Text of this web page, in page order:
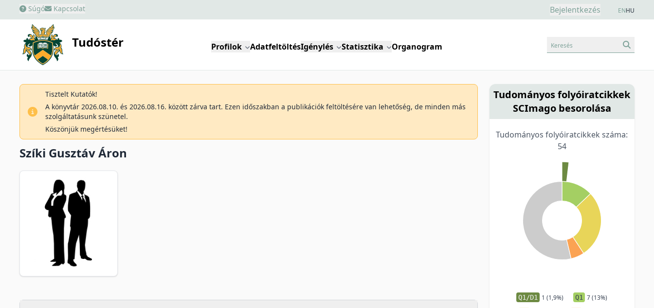
Súgó Kapcsolat Bejelentkezés ENHU
Tudóstér Profilok AdatfeltöltésIgénylés Statisztika Organogram Keresés
Tisztelt Kutatók!
A könyvtár 2026.08.10. és 2026.08.16. között zárva tart. Ezen időszakban a publikációk feltöltésére van lehetőség, de minden más
szolgáltatásunk szünetel.
Köszönjük megértésüket!
Szíki Gusztáv Áron
Tudományos folyóiratcikkek
SCImago besorolása
Tudományos folyóiratcikkek száma:
54
Q1/D1 1 (1,9%) Q1 7 (13%)